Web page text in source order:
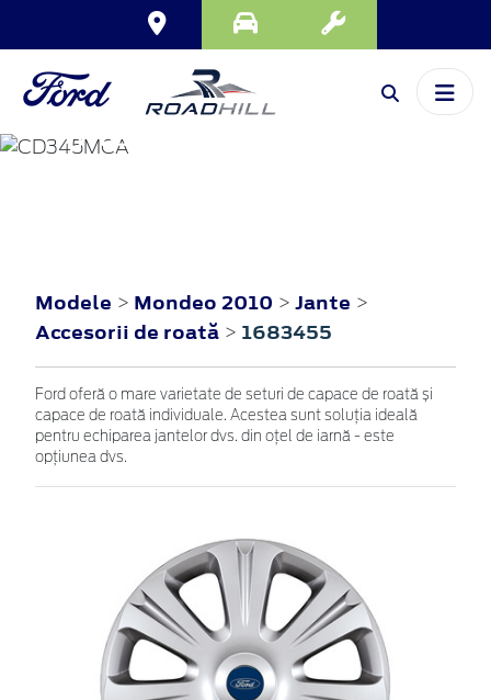
MONDEO
Modele > Mondeo 2010 > Jante >
Accesorii de roată > 1683455
Ford oferă o mare varietate de seturi de capace de roată și
capace de roată individuale. Acestea sunt soluția ideală
pentru echiparea jantelor dvs. din oțel de iarnă - este
opțiunea dvs.